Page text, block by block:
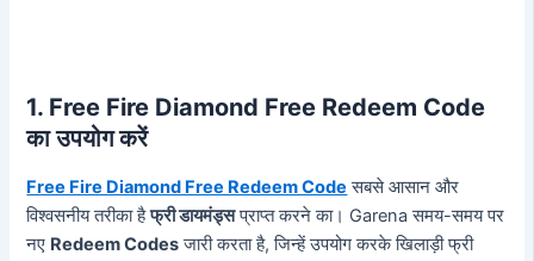
1. Free Fire Diamond Free Redeem Code
का उपयोग करें
Free Fire Diamond Free Redeem Code सबसे आसान और
विश्वसनीय तरीका हैफ्री डायमंड्सप्राप्त करने का। Garena समय-समय पर
नए Redeem Codesजारी करता है, जिन्हें उपयोग करके खिलाड़ी फ्री